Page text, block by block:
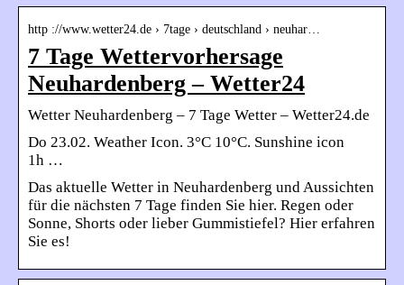
http ://www.wetter24.de › 7tage › deutschland › neuhar…
7 Tage Wettervorhersage
Neuhardenberg – Wetter24
Wetter Neuhardenberg – 7 Tage Wetter – Wetter24.de
Do 23.02. Weather Icon. 3°C 10°C. Sunshine icon
1h …
Das aktuelle Wetter in Neuhardenberg und Aussichten
für die nächsten 7 Tage finden Sie hier. Regen oder
Sonne, Shorts oder lieber Gummistiefel? Hier erfahren
Sie es!